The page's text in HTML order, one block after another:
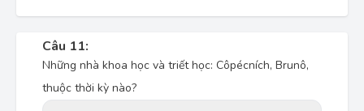
Câu 11:
Những nhà khoa học và triết học: Côpécních, Brunô,
thuộc thời kỳ nào?